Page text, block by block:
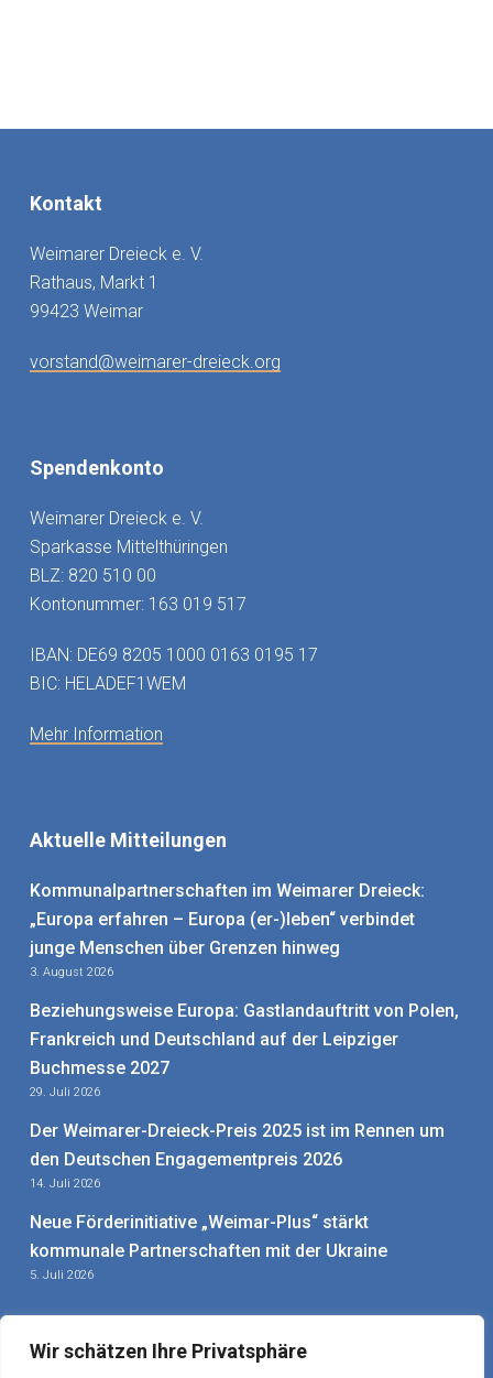
Wir schätzen Ihre Privatsphäre
Kontakt
Weimarer Dreieck e. V.
Rathaus, Markt 1
99423 Weimar
vorstand@weimarer-dreieck.org
Spendenkonto
Weimarer Dreieck e. V.
Sparkasse Mittelthüringen
BLZ: 820 510 00
Kontonummer: 163 019 517
IBAN: DE69 8205 1000 0163 0195 17
BIC: HELADEF1WEM
Mehr Information
Aktuelle Mitteilungen
Kommunalpartnerschaften im Weimarer Dreieck:
„Europa erfahren – Europa (er-)leben“ verbindet
junge Menschen über Grenzen hinweg
3. August 2026
Beziehungsweise Europa: Gastlandauftritt von Polen,
Frankreich und Deutschland auf der Leipziger
Buchmesse 2027
29. Juli 2026
Der Weimarer-Dreieck-Preis 2025 ist im Rennen um
den Deutschen Engagementpreis 2026
14. Juli 2026
Neue Förderinitiative „Weimar-Plus“ stärkt
kommunale Partnerschaften mit der Ukraine
5. Juli 2026